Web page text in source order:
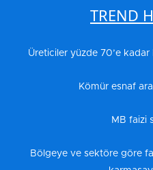
TREND
Üreticiler yüzde 70’e
Kömür esnaf
MB faizi
Bölgeye ve sektöre göre